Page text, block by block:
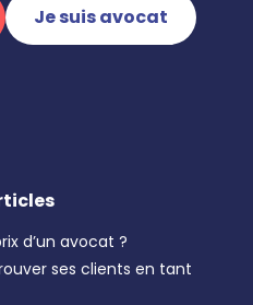
Je suis avocat
d’un avocat ?
ses clients en tant